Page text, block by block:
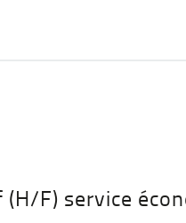
F) service